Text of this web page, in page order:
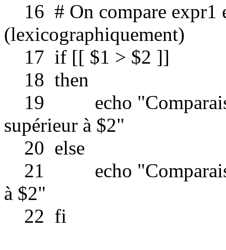
16 # On compare expr1
(lexicographiquement)
17 if [[ $1 > $2 ]]
18 then
19 echo
supérieur à $2"
20 else
21 echo
à $2"
22 fi